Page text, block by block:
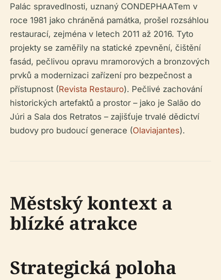
Palác spravedlnosti, uznaný CONDEPHAATem v
roce 1981 jako chráněná památka, prošel rozsáhlou
restaurací, zejména v letech 2011 až 2016. Tyto
projekty se zaměřily na statické zpevnění, čištění
fasád, pečlivou opravu mramorových a bronzových
prvků a modernizaci zařízení pro bezpečnost a
přístupnost (Revista Restauro). Pečlivé zachování
historických artefaktů a prostor – jako je Salão do
Júri a Sala dos Retratos – zajišťuje trvalé dědictví
budovy pro budoucí generace (Olaviajantes).
Městský kontext a
blízké atrakce
Strategická poloha